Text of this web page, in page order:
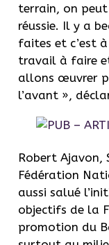
terrain, on peut
réussie. Il y a
faites et c’est
travail à faire
allons œuvrer
l’avant »,
Robert Ajavon,
Fédération
aussi salué
objectifs de la
promotion du